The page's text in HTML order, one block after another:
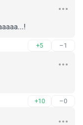
+5 –1
+10 –0